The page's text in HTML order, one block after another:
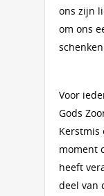
ons zijn
om ons
Voor
Gods
Kerstmis
moment
heeft
deel van